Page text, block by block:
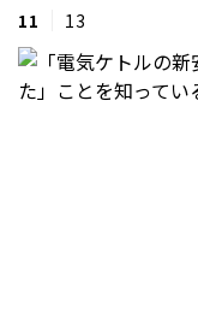
11 13